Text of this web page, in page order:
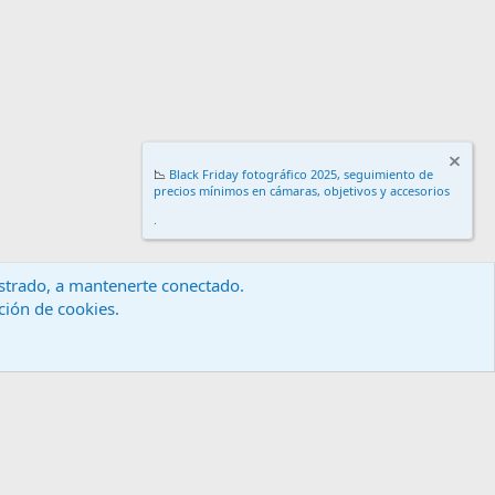
y reglas
📉 Black Friday fotográfico 2025, seguimiento de
precios mínimos en cámaras, objetivos y accesorios
.
a mantenerte conectado.
de cookies.